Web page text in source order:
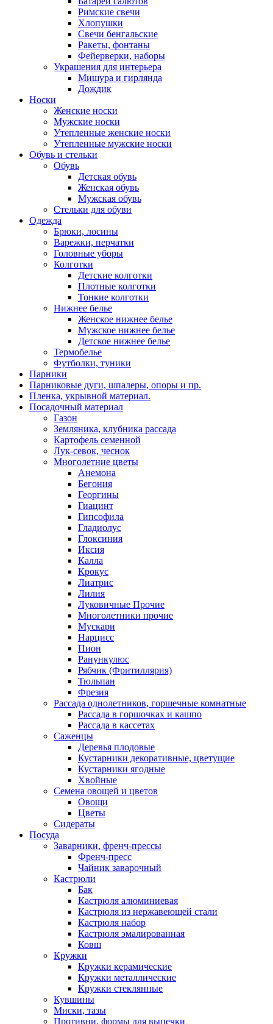
Римские свечи
Хлопушки
Свечи бенгальские
Ракеты, фонтаны
Фейерверки, наборы
Украшения для интерьера
Мишура и гирлянда
Дождик
Носки
Женские носки
Мужские носки
Утепленные женские носки
Утепленные мужские носки
Обувь и стельки
Обувь
Детская обувь
Женская обувь
Мужская обувь
Стельки для обуви
Одежда
Брюки, лосины
Варежки, перчатки
Головные уборы
Колготки
Детские колготки
Плотные колготки
Тонкие колготки
Нижнее белье
Женское нижнее белье
Мужское нижнее белье
Детское нижнее белье
Термобелье
Футболки, туники
Парники
Парниковые дуги, шпалеры, опоры и пр.
Пленка, укрывной материал.
Посадочный материал
Газон
Земляника, клубника рассада
Картофель семенной
Лук-севок, чеснок
Многолетние цветы
Анемона
Бегония
Георгины
Гиацинт
Гипсофила
Гладиолус
Глоксиния
Иксия
Калла
Крокус
Лиатрис
Лилия
Луковичные Прочие
Многолетники прочие
Мускари
Нарцисс
Пион
Ранункулюс
Рябчик (Фритиллярия)
Тюльпан
Фрезия
Рассада однолетников, горшечные комнатные
Рассада в горшочках и кашпо
Рассада в кассетах
Саженцы
Деревья плодовые
Кустарники декоративные, цветущие
Кустарники ягодные
Хвойные
Семена овощей и цветов
Овощи
Цветы
Сидераты
Посуда
Заварники, френч-прессы
Френч-пресс
Чайник заварочный
Кастрюли
Бак
Кастрюля алюминиевая
Кастрюля из нержавеющей стали
Кастрюля набор
Кастрюля эмалированная
Ковш
Кружки
Кружки керамические
Кружки металлические
Кружки стеклянные
Кувшины
Миски, тазы
Противни, формы для выпечки